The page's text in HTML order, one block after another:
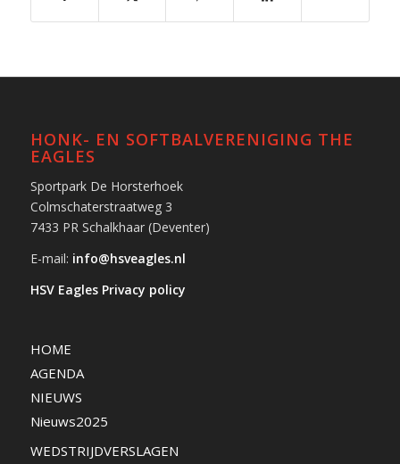
HONK- EN SOFTBALVERENIGING THE
EAGLES
Sportpark De Horsterhoek
Colmschaterstraatweg 3
7433 PR Schalkhaar (Deventer)
E-mail: info@hsveagles.nl
HSV Eagles Privacy policy
HOME
AGENDA
NIEUWS
Nieuws2025
WEDSTRIJDVERSLAGEN